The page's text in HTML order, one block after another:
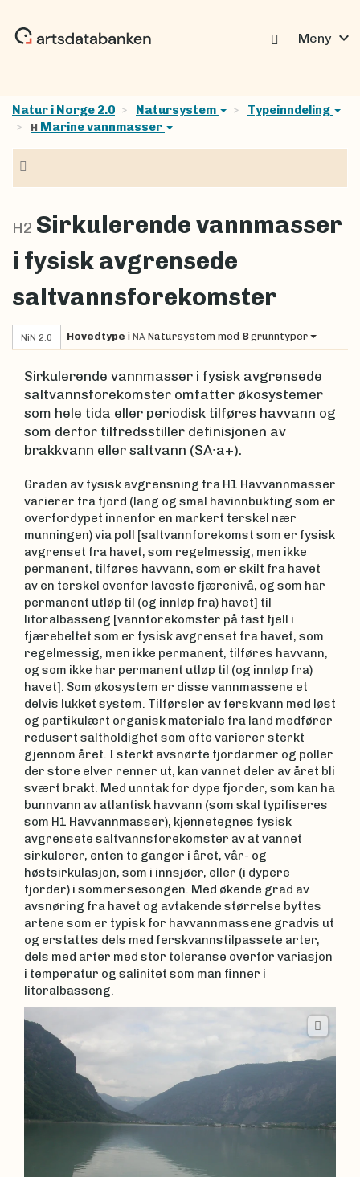
Meny expand_more
Natur i Norge 2.0 Natursystem Typeinndeling
H Marine vannmasser
H2 Sirkulerende vannmasser
i fysisk avgrensede
saltvannsforekomster
NiN 2.0 Hovedtype i NA Natursystem med 8grunntyper
Sirkulerende vannmasser i fysisk avgrensede
saltvannsforekomster omfatter økosystemer
som hele tida eller periodisk tilføres havvann og
som derfor tilfredsstiller definisjonen av
brakkvann eller saltvann (SA∙a+).
Graden av fysisk avgrensning fra H1 Havvannmasser
varierer fra fjord (lang og smal havinnbukting som er
overfordypet innenfor en markert terskel nær
munningen) via poll [saltvannforekomst som er fysisk
avgrenset fra havet, som regelmessig, men ikke
permanent, tilføres havvann, som er skilt fra havet
av en terskel ovenfor laveste fjærenivå, og som har
permanent utløp til (og innløp fra) havet] til
litoralbasseng [vannforekomster på fast fjell i
fjærebeltet som er fysisk avgrenset fra havet, som
regelmessig, men ikke permanent, tilføres havvann,
og som ikke har permanent utløp til (og innløp fra)
havet]. Som økosystem er disse vannmassene et
delvis lukket system. Tilførsler av ferskvann med løst
og partikulært organisk materiale fra land medfører
redusert saltholdighet som ofte varierer sterkt
gjennom året. I sterkt avsnørte fjordarmer og poller
der store elver renner ut, kan vannet deler av året bli
svært brakt. Med unntak for dype fjorder, som kan ha
bunnvann av atlantisk havvann (som skal typifiseres
som H1 Havvannmasser), kjennetegnes fysisk
avgrensete saltvannsforekomster av at vannet
sirkulerer, enten to ganger i året, vår- og
høstsirkulasjon, som i innsjøer, eller (i dypere
fjorder) i sommersesongen. Med økende grad av
avsnøring fra havet og avtakende størrelse byttes
artene som er typisk for havvannmassene gradvis ut
og erstattes dels med ferskvannstilpassete arter,
dels med arter med stor toleranse overfor variasjon
i temperatur og salinitet som man finner i
litoralbasseng.